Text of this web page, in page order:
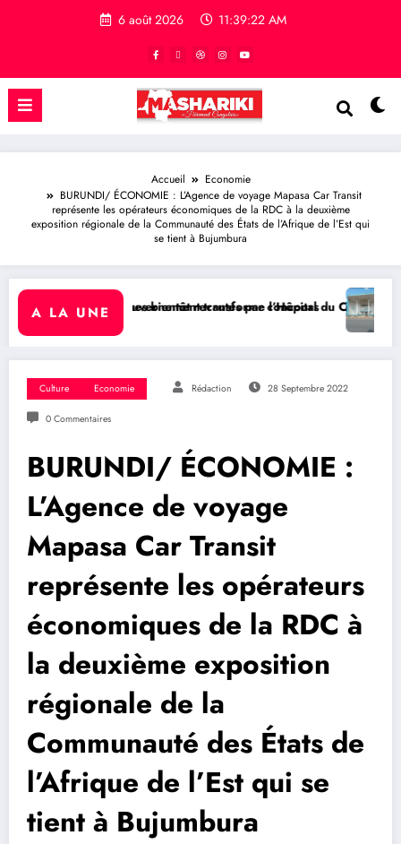
6 août 2026 11:39:23 AM
Accueil
Economie
BURUNDI/ ÉCONOMIE : L’Agence de voyage Mapasa Car Transit
représente les opérateurs économiques de la RDC à la deuxième
exposition régionale de la Communauté des États de l’Afrique de l’Est qui
se tient à Bujumbura
A LA UNE
recrutés par concours
transforme l’Hôpital du Cinquantenaire en Centre Hospitalier
BUKAVU/ SOCIÉTÉ :
Culture Economie Rédaction 28 Septembre 2022
0 Commentaires
BURUNDI/ ÉCONOMIE :
L’Agence de voyage
Mapasa Car Transit
représente les opérateurs
économiques de la RDC à
la deuxième exposition
régionale de la
Communauté des États de
l’Afrique de l’Est qui se
tient à Bujumbura